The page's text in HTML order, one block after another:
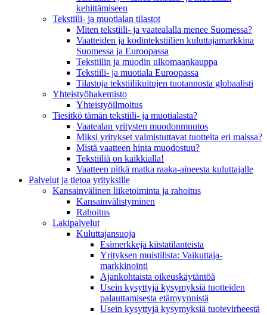
kehittämiseen
Tekstiili- ja muotialan tilastot
Miten tekstiili- ja vaatealalla menee Suomessa?
Vaatteiden ja kodintekstiilien kuluttajamarkkina
Suomessa ja Euroopassa
Tekstiilin ja muodin ulkomaankauppa
Tekstiili- ja muotiala Euroopassa
Tilastoja tekstiilikuitujen tuotannosta globaalisti
Yhteistyö­hakemisto
Yhteistyöilmoitus
Tiesitkö tämän tekstiili- ja muotialasta?
Vaatealan yritysten muodonmuutos
Miksi yritykset valmistuttavat tuotteita eri maissa?
Mistä vaatteen hinta muodostuu?
Tekstiiliä on kaikkialla!
Vaatteen pitkä matka raaka-aineesta kuluttajalle
Palvelut ja tietoa yrityksille
Kansainvälinen liiketoiminta ja rahoitus
Kansain­välistyminen
Rahoitus
Lakipalvelut
Kuluttajansuoja
Esimerkkejä kiistatilanteista
Yrityksen muistilista: Vaikuttaja­
markkinointi
Ajankohtaista oikeuskäytäntöä
Usein kysyttyjä kysymyksiä tuotteiden
palauttamisesta etämyynnistä
Usein kysyttyjä kysymyksiä tuotevirheestä